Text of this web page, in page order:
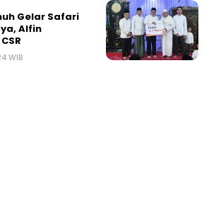
Gelar Safari
Alfin
WIB